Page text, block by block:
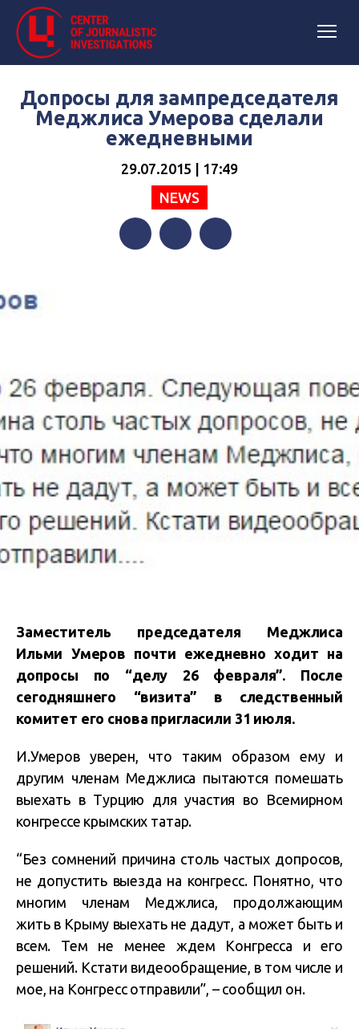
Допросы для зампредседателя
Меджлиса Умерова сделали
ежедневными
29.07.2015 | 17:49
NEWS
Заместитель председателя Меджлиса
Ильми Умеров почти ежедневно ходит на
допросы по “делу 26 февраля”. После
сегодняшнего “визита” в следственный
комитет его снова пригласили 31 июля.
И.Умеров уверен, что таким образом ему и
другим членам Меджлиса пытаются помешать
выехать в Турцию для участия во Всемирном
конгрессе крымских татар.
“Без сомнений причина столь частых допросов,
не допустить выезда на конгресс. Понятно, что
многим членам Меджлиса, продолжающим
жить в Крыму выехать не дадут, а может быть и
всем. Тем не менее ждем Конгресса и его
решений. Кстати видеообращение, в том числе и
мое, на Конгресс отправили”, – сообщил он.